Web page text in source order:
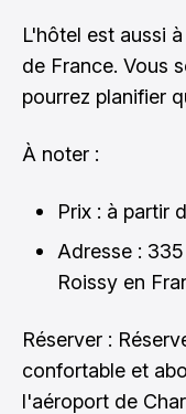
L'hôtel est aussi
de France. Vous
pourrez planifier
À noter :
Prix : à partir
Adresse :
Roissy en
Réserver :
confortable et
l'aéroport de